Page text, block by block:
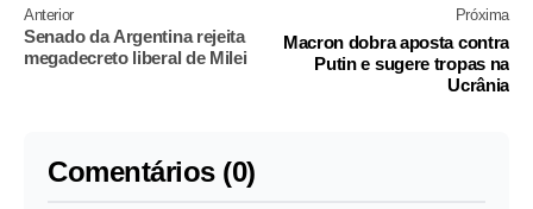
Anterior
Senado da Argentina rejeita
megadecreto liberal de Milei
Próxima
Macron dobra aposta contra
Putin e sugere tropas na
Ucrânia
Comentários (0)